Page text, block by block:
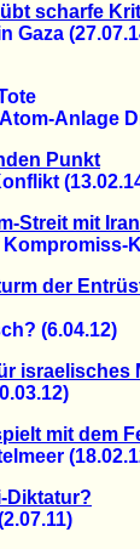
scharfe
Anlage
Punkt
Streit mit Iran
der
(6.04.12)
israelisches
mit dem
Diktatur?